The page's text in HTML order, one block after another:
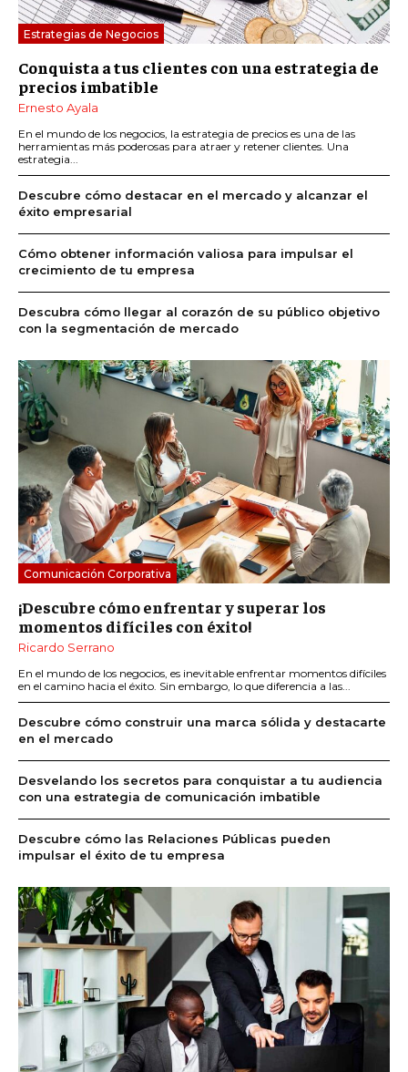
Estrategias de Negocios
Conquista a tus clientes con una estrategia de
precios imbatible
Ernesto Ayala
En el mundo de los negocios, la estrategia de precios es una de las
herramientas más poderosas para atraer y retener clientes. Una
estrategia...
Descubre cómo destacar en el mercado y alcanzar el
éxito empresarial
Cómo obtener información valiosa para impulsar el
crecimiento de tu empresa
Descubra cómo llegar al corazón de su público objetivo
con la segmentación de mercado
Comunicación Corporativa
¡Descubre cómo enfrentar y superar los
momentos difíciles con éxito!
Ricardo Serrano
En el mundo de los negocios, es inevitable enfrentar momentos difíciles
en el camino hacia el éxito. Sin embargo, lo que diferencia a las...
Descubre cómo construir una marca sólida y destacarte
en el mercado
Desvelando los secretos para conquistar a tu audiencia
con una estrategia de comunicación imbatible
Descubre cómo las Relaciones Públicas pueden
impulsar el éxito de tu empresa